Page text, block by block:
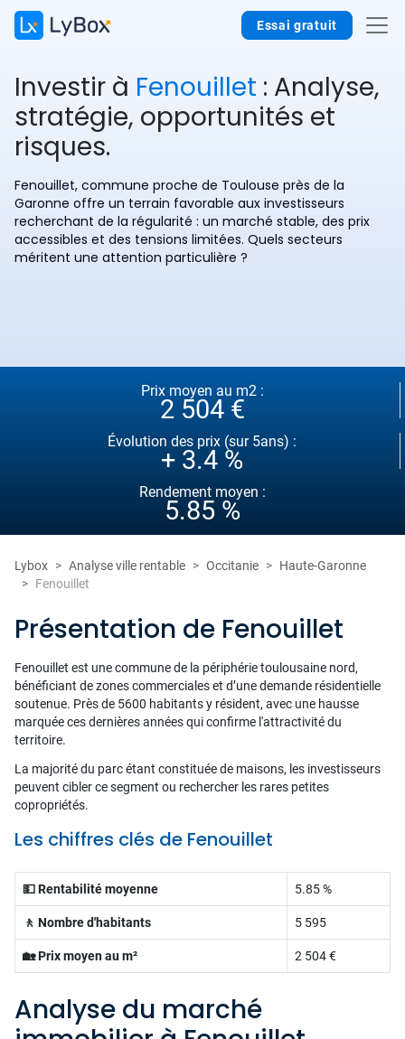
Essai gratuit
Investir à Fenouillet : Analyse,
stratégie, opportunités et
risques.
Fenouillet, commune proche de Toulouse près de la
Garonne offre un terrain favorable aux investisseurs
recherchant de la régularité : un marché stable, des prix
accessibles et des tensions limitées. Quels secteurs
méritent une attention particulière ?
Prix moyen au m2 :
2 504 €
Évolution des prix (sur 5ans) :
+ 3.4 %
Rendement moyen :
5.85 %
Lybox Analyse ville rentable Occitanie
Haute-Garonne
Fenouillet
Présentation de Fenouillet
Fenouillet est une commune de la périphérie toulousaine nord,
bénéficiant de zones commerciales et d’une demande résidentielle
soutenue. Près de 5600 habitants y résident, avec une hausse
marquée ces dernières années qui confirme l'attractivité du
territoire.
La majorité du parc étant constituée de maisons, les investisseurs
peuvent cibler ce segment ou rechercher les rares petites
copropriétés.
Les chiffres clés de Fenouillet
💵 Rentabilité moyenne 5.85 %
🚶 Nombre d'habitants 5 595
🏡 Prix moyen au m² 2 504 €
Analyse du marché